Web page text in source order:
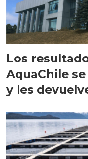
Los
AquaChile
y les